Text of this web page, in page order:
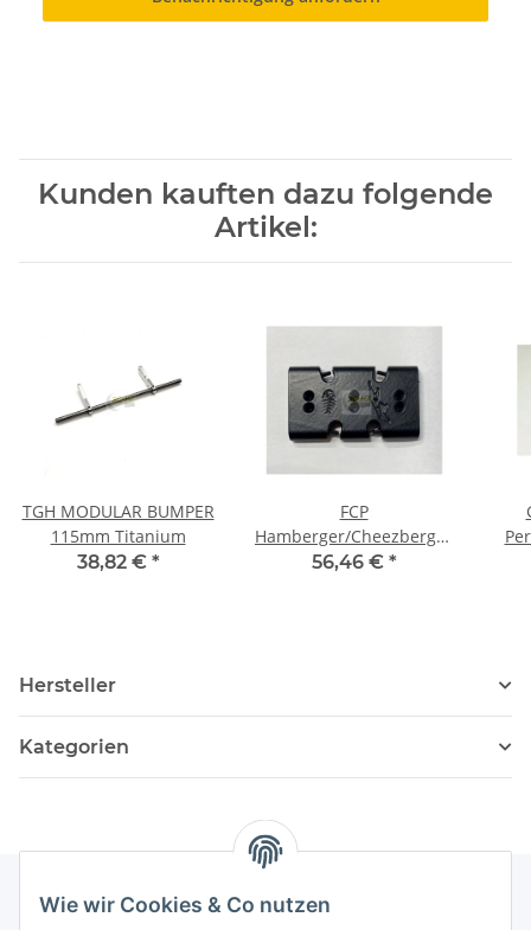
Wie wir Cookies & Co nutzen
Kunden kauften dazu folgende
Artikel:
TGH MODULAR BUMPER
115mm Titanium
38,82 € *
FCP
Hamberger/Cheezberger
Skid Plate
56,46 € *
Hersteller
Kategorien